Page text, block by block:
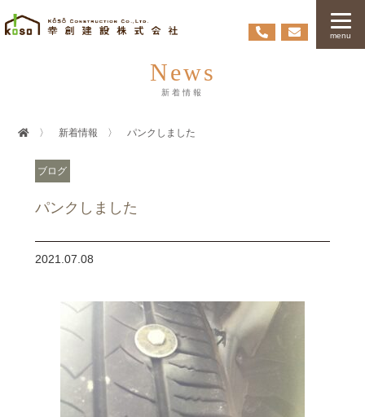
menu
News
新着情報
〉 新着情報 〉パンクしました
ブログ
パンクしました
2021.07.08